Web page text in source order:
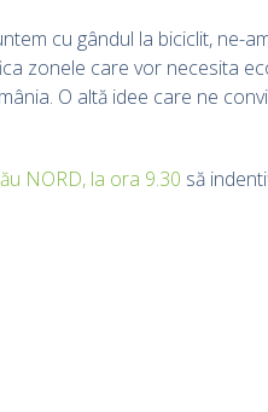
cu gândul la biciclit, ne-
zonele care vor necesita
O altă idee care ne
NORD, la ora 9.30 să